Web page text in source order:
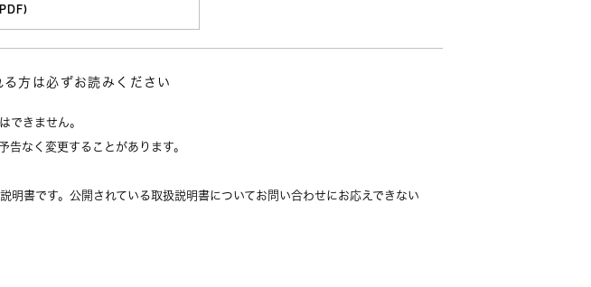
方は必ずお読みください
できません。
なく変更することがあります。
書です。公開されている取扱説明書についてお問い合わせにお応えできない